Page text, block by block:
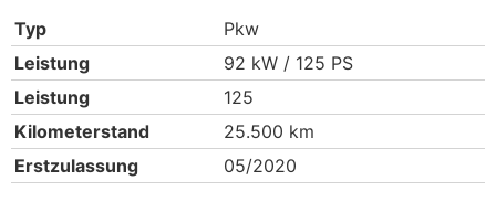
Typ
Pkw
Leistung
92 kW / 125 PS
Leistung
125
Kilometerstand
25.500 km
Erstzulassung
05/2020